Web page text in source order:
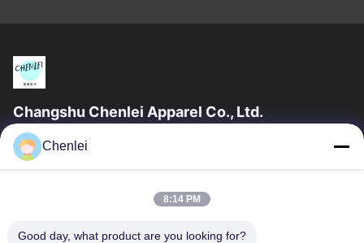
Changshu Chenlei Apparel Co., Ltd.
CHANGSHU CHENLEI APPAREL CO., LTD Το εργοστάσιό μας
ιδρύθηκε το 2011, βρίσκεται στην πόλη Suzhou, επαρχία
Γρήγορες Συνδέσεις
Αρχική Σελίδα
Προϊόντα
Chenlei
8:14 PM
Good day, what product are you looking for?